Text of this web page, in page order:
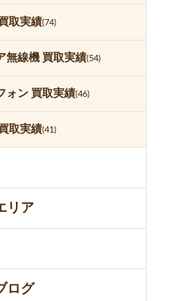
取実績(74)
無線機 買取実績(54)
ォン 買取実績(46)
取実績(41)
リア
ログ